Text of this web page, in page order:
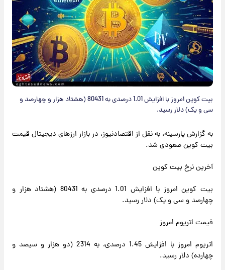
بیت کوین امروز با افزایش 1.01 درصدی به 80431 (هشتاد هزار و چهارصد و
سی و یک) دلار رسید.
به گزارش پارسینه، به نقل از اقتصادنیوز، در بازار ارزهای دیجیتال قیمت
بیت کوین صعودی شد.
آخرین نرخ بیت کوین
بیت کوین امروز با افزایش 1.01 درصدی به 80431 (هشتاد هزار و
چهارصد و سی و یک) دلار رسید.
قیمت اتریوم امروز
اتریوم امروز با افزایش 1.45 درصدی، به 2314 (دو هزار و سیصد و
چهارده) دلار رسید.